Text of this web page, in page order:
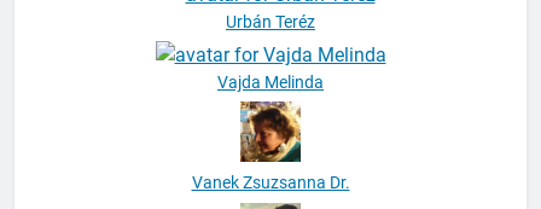
Vanek Zsuzsanna Dr.